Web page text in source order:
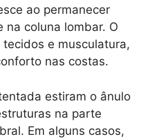
ao permanecer
na coluna lombar. O
e musculatura,
nas costas.
estiram o ânulo
na parte
Em alguns casos,